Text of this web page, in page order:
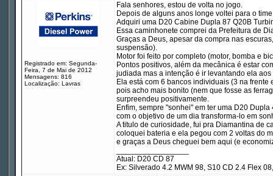
Registrado em: Segunda-
Feira, 7 de Mai de 2012
Mensagens: 816
Localização: Lavras
Fala senhores, estou de volta no jogo.
Depois de alguns anos longe voltei para o
Adquiri uma D20 Cabine Dupla 87 Q20B
Essa caminhonete comprei da Prefeitura de
Graças a Deus, apesar da compra nas
suspensão).
Motor foi feito por completo (motor, bomba e
Pontos positivos, além da mecânica é estar
judiada mas a intenção é ir levantando ela aos
Ela está com 6 bancos individuais (3 na
pois acho mais bonito (nem que fosse as
surpreendeu positivamente.
Enfim, sempre "sonhei" em ter uma D20
com o objetivo de um dia transforma-lo em
A titulo de curiosidade, fui pra Diamantina de
coloquei bateria e ela pegou com 2 voltas do
e graças a Deus cheguei bem aqui (e
Atual: D20 CD 87
Ex: Silverado 4.2 MWM 98, S10 CD 2.4 Flex